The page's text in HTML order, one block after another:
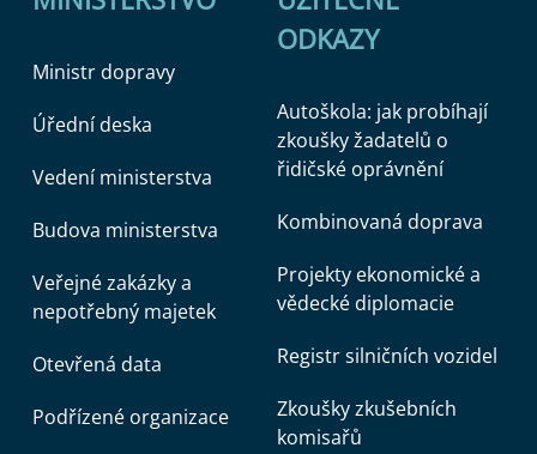
Ministr dopravy
Úřední deska
Vedení ministerstva
Budova ministerstva
Veřejné zakázky a
nepotřebný majetek
Otevřená data
Podřízené organizace
ODKAZY
Autoškola: jak probíhají
zkoušky žadatelů o
řidičské oprávnění
Kombinovaná doprava
Projekty ekonomické a
vědecké diplomacie
Registr silničních vozidel
Zkoušky zkušebních
komisařů